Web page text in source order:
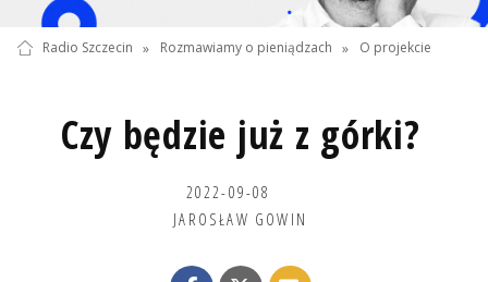
Radio Szczecin » Rozmawiamy o pieniądzach » O projekcie
Czy będzie już z górki?
2022-09-08
JAROSŁAW GOWIN